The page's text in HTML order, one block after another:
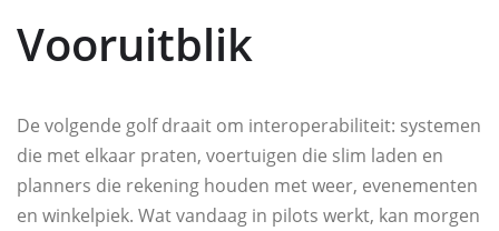
Vooruitblik
De volgende golf draait om interoperabiliteit: systemen
die met elkaar praten, voertuigen die slim laden en
planners die rekening houden met weer, evenementen
en winkelpiek. Wat vandaag in pilots werkt, kan morgen